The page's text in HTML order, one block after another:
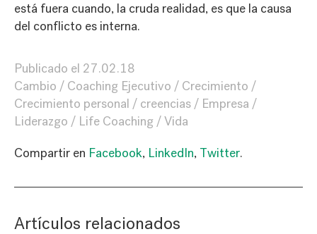
está fuera cuando, la cruda realidad, es que la causa
del conflicto es interna.
Publicado el 27.02.18
Cambio
Coaching Ejecutivo
Crecimiento
Crecimiento personal
creencias
Empresa
Liderazgo
Life Coaching Vida
Compartir en Facebook, LinkedIn, Twitter.
Artículos relacionados